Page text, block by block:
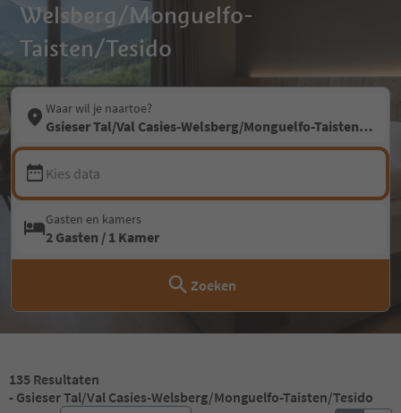
Welsberg/Monguelfo-
Taisten/Tesido
Waar wil je naartoe?
Gsieser Tal/Val Casies-Welsberg/Monguelfo-Taisten/
Kies data
Gasten en kamers
2 Gasten / 1 Kamer
Zoeken
135 Resultaten
- Gsieser Tal/Val Casies-Welsberg/Monguelfo-Taisten/Tesido